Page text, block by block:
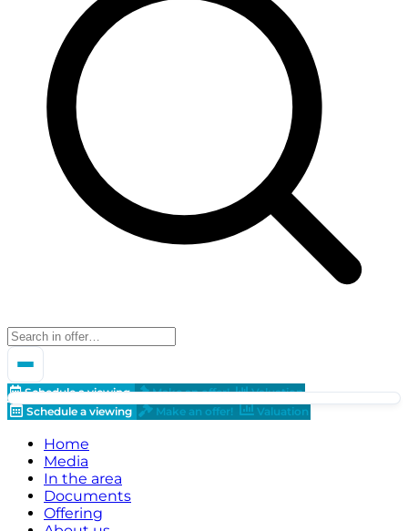
Schedule a viewing Make an offer!
Valuation
Schedule a viewing
Make an offer! Valuation
Home
Media
In the area
Documents
Offering